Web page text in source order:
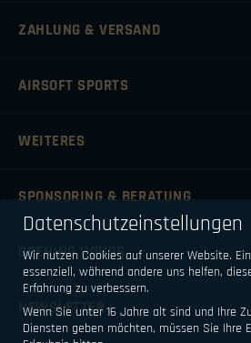
ZAHLUNG & VERSAND
AIRSOFT SPORTS
WEITERES
SPONSORING & BERATUNG
OPENING HOURS
NEWSLETTER
Datenschutzeinstellungen
Wir nutzen Cookies auf unserer Website.
essenziell, während andere uns helfen,
Erfahrung zu verbessern.
Wenn Sie unter 16 Jahre alt sind und Ihre
Diensten geben möchten, müssen Sie Ihre